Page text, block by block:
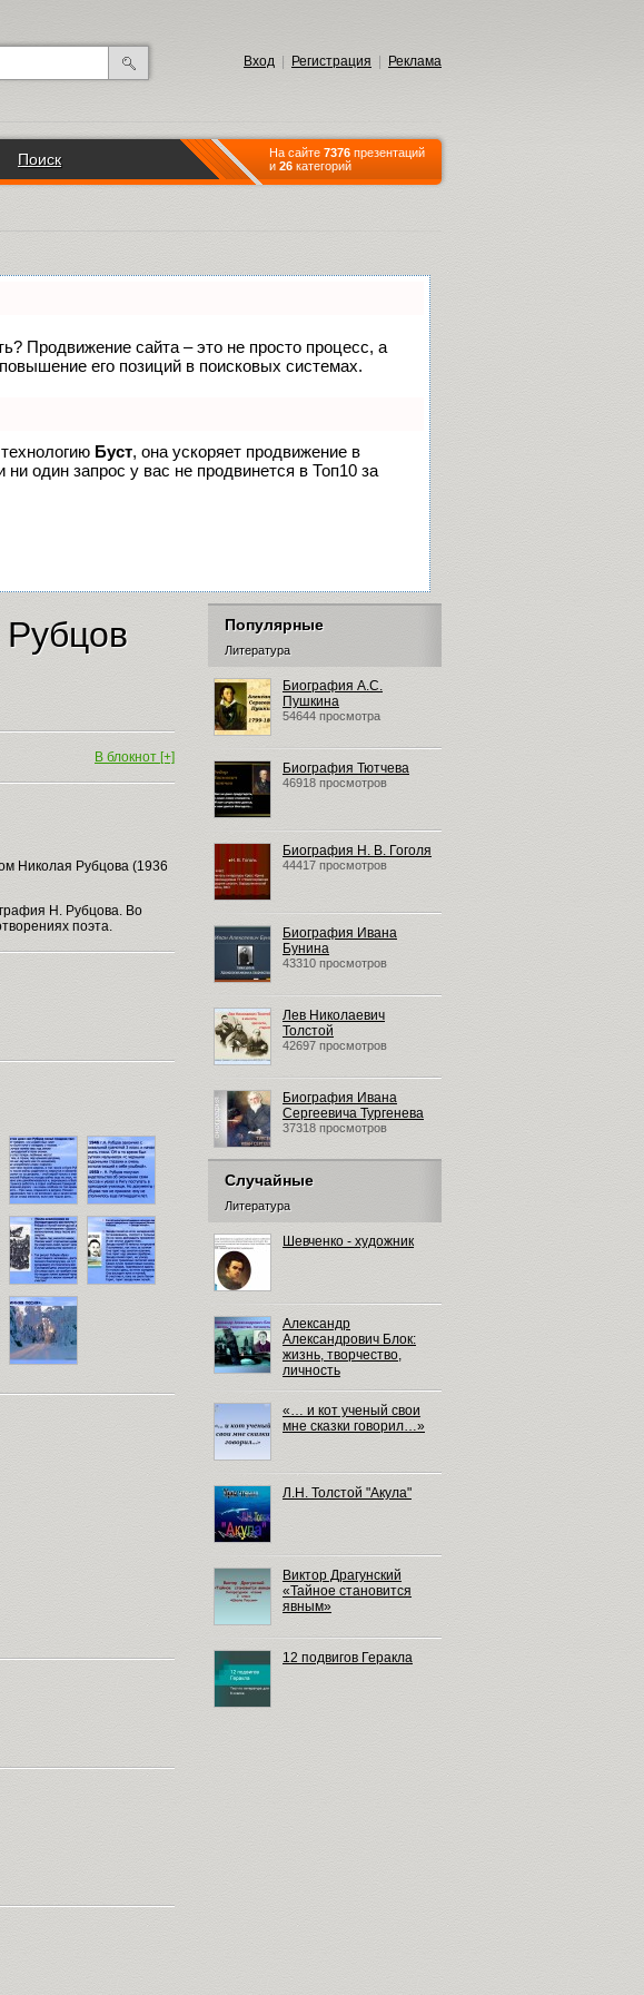
Вход Регистрация Реклама
Поиск На сайте 7376 презентаций
и 26 категорий
Продвижение сайта – это не просто процесс, а
его позиций в поисковых системах.
Буст, она ускоряет продвижение в
один запрос у вас не продвинется в Топ10 за
В блокнот [+]
Николая Рубцова (1936
Н. Рубцова. Во
поэта.
Популярные
Литература
Биография А.С.
Пушкина
54644 просмотра
Биография Тютчева
46918 просмотров
Биография Н. В. Гоголя
44417 просмотров
Биография Ивана
Бунина
43310 просмотров
Лев Николаевич
Толстой
42697 просмотров
Биография Ивана
Сергеевича Тургенева
37318 просмотров
Случайные
Литература
Шевченко - художник
Александр
Александрович Блок:
жизнь, творчество,
личность
«… и кот ученый свои
мне сказки говорил…»
Л.Н. Толстой "Акула"
Виктор Драгунский
«Тайное становится
явным»
12 подвигов Геракла